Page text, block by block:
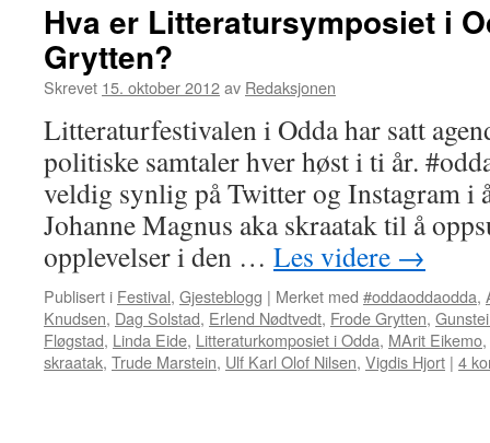
Hva er Litteratursymposiet i
Grytten?
Skrevet 15. oktober 2012av Redaksjonen
Litteraturfestivalen i Odda har satt
politiske samtaler hver høst i ti år.
veldig synlig på Twitter og Instagram i
Johanne Magnus aka skraatak til å
opplevelser i den … Les videre →
Publisert i Festival, Gjesteblogg | Merket med #oddaoddaodda,
Knudsen, Dag Solstad, Erlend Nødtvedt, Frode Grytten,
Fløgstad, Linda Eide, Litteraturkomposiet i Odda, MArit Eikemo,
skraatak, Trude Marstein, Ulf Karl Olof Nilsen, Vigdis Hjort | 4